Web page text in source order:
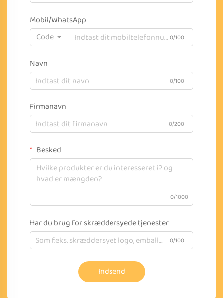
Mobil/WhatsApp
Code
0/100
Navn
0/100
Firmanavn
0/200
Besked
0/1000
Har du brug for skræddersyede tjenester
0/100
Indsend